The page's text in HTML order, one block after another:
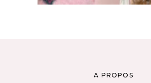
A PROPOS